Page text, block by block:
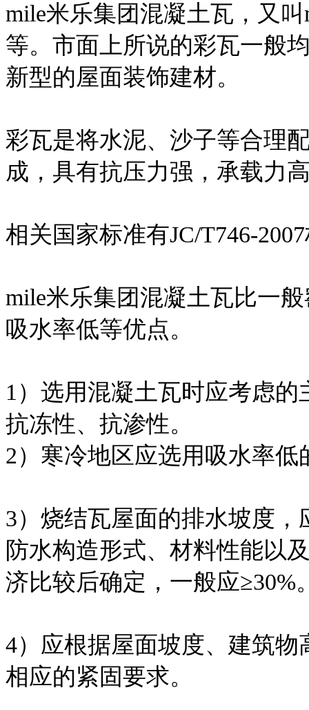
mile米乐集团混凝土瓦，又
等。市面上所说的彩瓦一般
新型的屋面装饰建材。
彩瓦是将水泥、沙子等合理
成，具有抗压力强，承载力
相关国家标准有JC/T746-
mile米乐集团混凝土瓦比一
吸水率低等优点。
1）选用混凝土瓦时应考虑
抗冻性、抗渗性。
2）寒冷地区应选用吸水率低
3）烧结瓦屋面的排水坡度
防水构造形式、材料性能以
济比较后确定，一般应≥30%
4）应根据屋面坡度、建筑
相应的紧固要求。